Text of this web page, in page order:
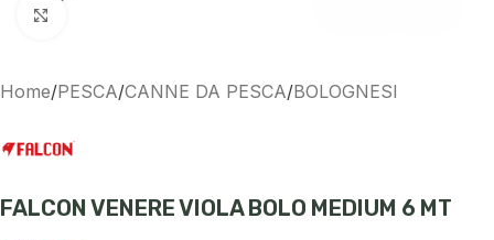
Home/PESCA/CANNE DA PESCA/BOLOGNESI
FALCON VENERE VIOLA BOLO MEDIUM 6 MT